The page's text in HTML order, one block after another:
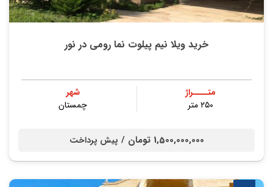
خرید ویلا نیم پیلوت نما رومی در نور
متــــراژ
۲۵۰ متر
شهر
چمستان
1,500,000,000 تومان / پیش پرداخت